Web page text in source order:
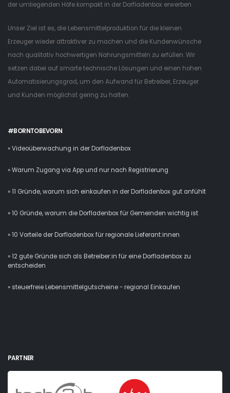
der umliegenden Höfe kompakt in der Dorfladenbox erwerben.
Unser Ziel ist es, die Lebensmittelproduktion für die kleinen
Erzeuger wieder attraktiver zu machen und die Kundenwünsche
nach qualitativ hochwertigen Nahrungsmitteln zu erfüllen. Wir
setzen dabei auf smarte technische Lösungen und einen hohen
Automatisierungsgrad, um den Aufwand für Betreiber, Erzeuger
und Kunden möglichst gering zu halten.
#BORNTOBEVORN
» Videoüberwachung in der Dorfladenbox
» Warum Zugang via App und nur nach Registrierung
» 11 Gründe, warum sich einkaufen in der Dorfladenbox gut anfühlt
» 10 Gründe, warum die Dorfladenbox für Gemeinden wichtig ist
» 10 Vorteile der Dorfladenbox für regionale Lieferant:innen
» 12 gute Gründe sich als Betreiber:in für eine Dorfladenbox zu
entscheiden
» steuerfreie Lebensmittelgutscheine - regional Einkaufen
PARTNER